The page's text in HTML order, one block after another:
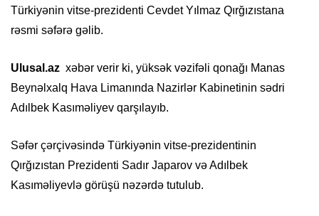
Türkiyənin vitse-prezidenti Cevdet Yılmaz Qırğızıstana
rəsmi səfərə gəlib.
Ulusal.az xəbər verir ki, yüksək vəzifəli qonağı Manas
Beynəlxalq Hava Limanında Nazirlər Kabinetinin sədri
Adılbek Kasıməliyev qarşılayıb.
Səfər çərçivəsində Türkiyənin vitse-prezidentinin
Qırğızıstan Prezidenti Sadır Japarov və Adılbek
Kasıməliyevlə görüşü nəzərdə tutulub.